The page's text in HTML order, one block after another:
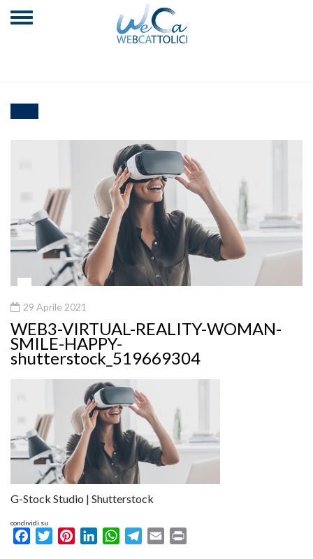
29 Aprile 2021
WEB3-VIRTUAL-REALITY-WOMAN-
SMILE-HAPPY-
shutterstock_519669304
G-Stock Studio | Shutterstock
condividi su
FacebookTwitterPinterestLinkedInWhatsAppTelegram
Email